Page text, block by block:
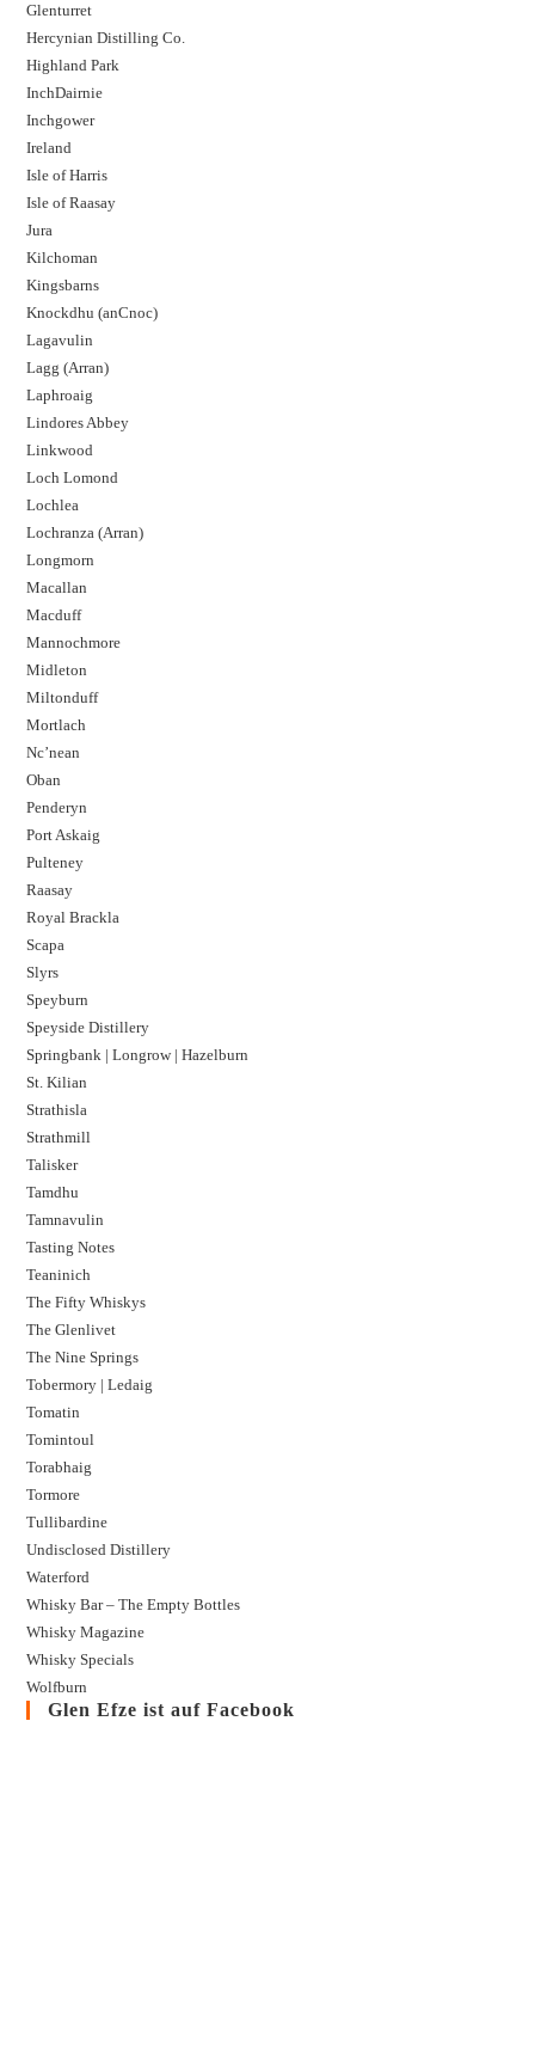
Glenturret
Hercynian Distilling Co.
Highland Park
InchDairnie
Inchgower
Ireland
Isle of Harris
Isle of Raasay
Jura
Kilchoman
Kingsbarns
Knockdhu (anCnoc)
Lagavulin
Lagg (Arran)
Laphroaig
Lindores Abbey
Linkwood
Loch Lomond
Lochlea
Lochranza (Arran)
Longmorn
Macallan
Macduff
Mannochmore
Midleton
Miltonduff
Mortlach
Nc’nean
Oban
Penderyn
Port Askaig
Pulteney
Raasay
Royal Brackla
Scapa
Slyrs
Speyburn
Speyside Distillery
Springbank | Longrow | Hazelburn
St. Kilian
Strathisla
Strathmill
Talisker
Tamdhu
Tamnavulin
Tasting Notes
Teaninich
The Fifty Whiskys
The Glenlivet
The Nine Springs
Tobermory | Ledaig
Tomatin
Tomintoul
Torabhaig
Tormore
Tullibardine
Undisclosed Distillery
Waterford
Whisky Bar – The Empty Bottles
Whisky Magazine
Whisky Specials
Wolfburn
Glen Efze ist auf Facebook